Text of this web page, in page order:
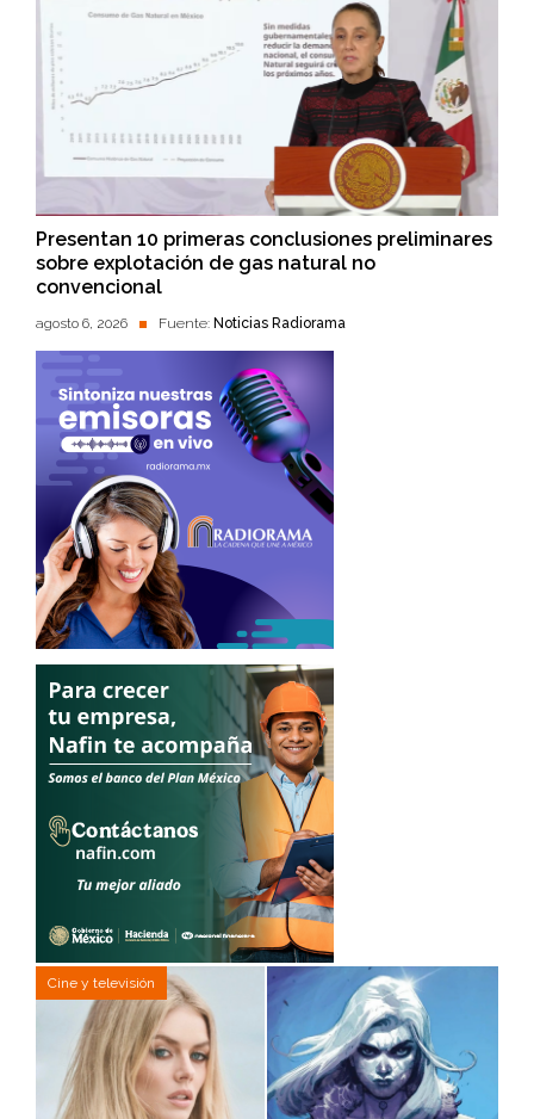
Presentan 10 primeras conclusiones preliminares
sobre explotación de gas natural no
convencional
agosto 6, 2026 Fuente: Noticias Radiorama
Cine y televisión